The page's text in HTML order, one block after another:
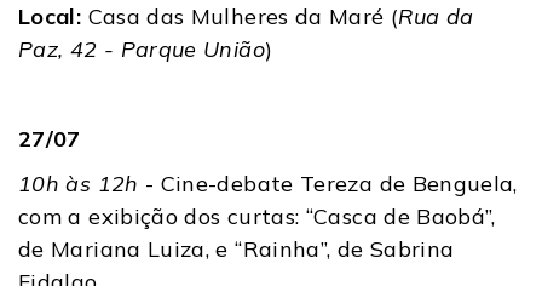
Local: Casa das Mulheres da Maré (Rua da
Paz, 42 - Parque União)
27/07
10h às 12h - Cine-debate Tereza de Benguela,
com a exibição dos curtas: “Casca de Baobá”,
de Mariana Luiza, e “Rainha”, de Sabrina